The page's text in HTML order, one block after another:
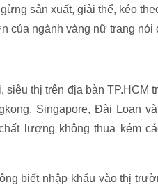
sản xuất, giải thể, kéo
của ngành vàng nữ trang nói
thị trên địa bàn TP.HCM
Singapore, Đài Loan
lượng không thua kém
biết nhập khẩu vào thị